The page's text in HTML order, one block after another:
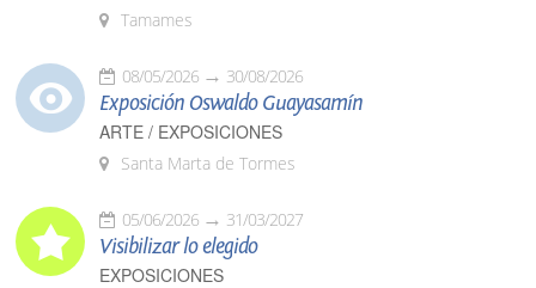
Tamames
08/05/2026 30/08/2026
Exposición Oswaldo Guayasamín
ARTE / EXPOSICIONES
Santa Marta de Tormes
05/06/2026 31/03/2027
Visibilizar lo elegido
EXPOSICIONES